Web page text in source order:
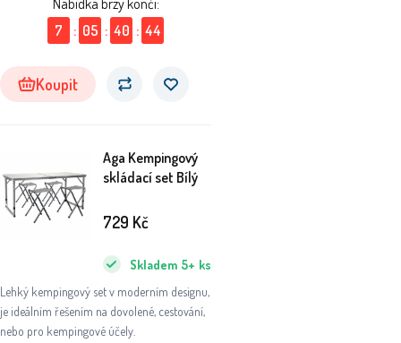
Nabídka brzy končí:
7
: 05 : 40 : 43
Koupit
Aga Kempingový
skládací set Bílý
Lehký kempingový set v moderním designu,
je ideálním řešením na dovolené, cestování,
nebo pro kempingové účely.
Skladem 5+ ks
729 Kč